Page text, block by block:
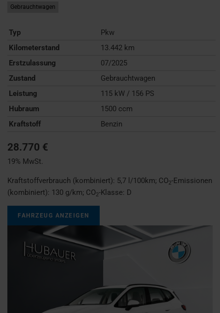
Gebrauchtwagen
Typ
Pkw
Kilometerstand
13.442 km
Erstzulassung
07/2025
Zustand
Gebrauchtwagen
Leistung
115 kW / 156 PS
Hubraum
1500 ccm
Kraftstoff
Benzin
28.770 €
19% MwSt.
Kraftstoffverbrauch (kombiniert): 5,7 l/100km; CO2-Emissionen
(kombiniert): 130 g/km; CO2-Klasse: D
FAHRZEUG ANZEIGEN